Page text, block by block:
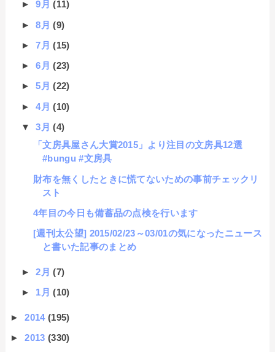
►9月(11)
►8月(9)
►7月(15)
►6月(23)
►5月(22)
►4月(10)
▼3月(4)
「文房具屋さん大賞2015」より注目の文房具12選
#bungu #文房具
財布を無くしたときに慌てないための事前チェックリ
スト
4年目の今日も備蓄品の点検を行います
[週刊太公望] 2015/02/23～03/01の気になったニュース
と書いた記事のまとめ
►2月(7)
► 1月(10)
►2014(195)
►2013(330)